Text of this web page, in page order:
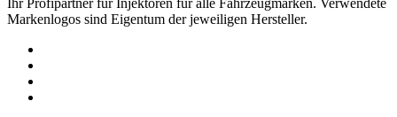
Markenlogos sind Eigentum der jeweiligen Hersteller.